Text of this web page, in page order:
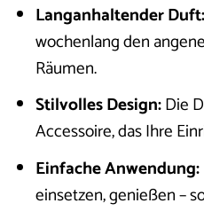
Langanhaltender Duft:
wochenlang den
Räumen.
Stilvolles Design:Die
Accessoire, das Ihre
Einfache Anwendung:
einsetzen, genießen –